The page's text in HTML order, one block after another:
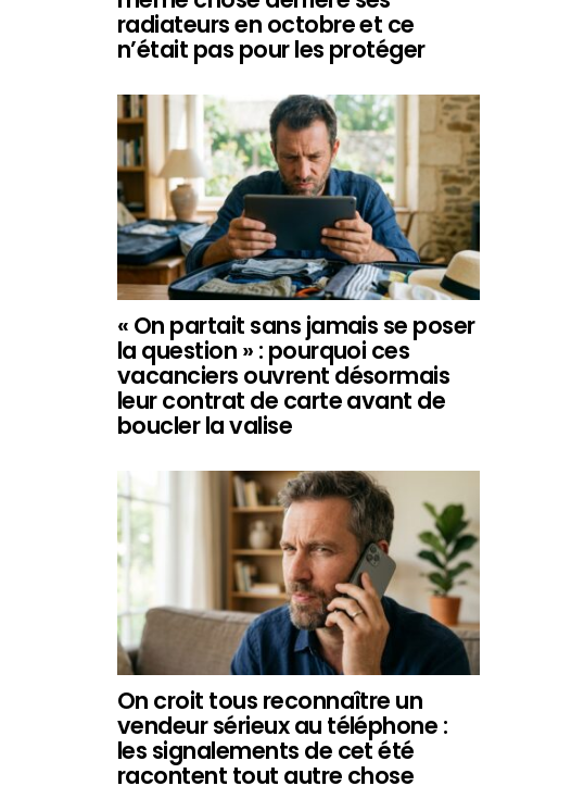
radiateurs en octobre et ce
n’était pas pour les protéger
« On partait sans jamais se poser
la question » : pourquoi ces
vacanciers ouvrent désormais
leur contrat de carte avant de
boucler la valise
On croit tous reconnaître un
vendeur sérieux au téléphone :
les signalements de cet été
racontent tout autre chose